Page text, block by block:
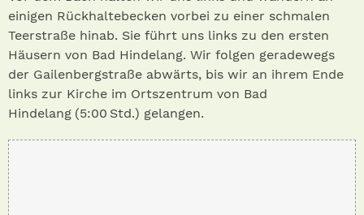
einigen Rückhaltebecken vorbei zu einer schmalen
Teerstraße hinab. Sie führt uns links zu den ersten
Häusern von Bad Hindelang. Wir folgen geradewegs
der Gailenbergstraße abwärts, bis wir an ihrem Ende
links zur Kirche im Ortszentrum von Bad
Hindelang (5:00 Std.) gelangen.